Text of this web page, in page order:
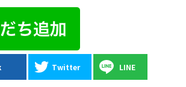
Twitter LINE